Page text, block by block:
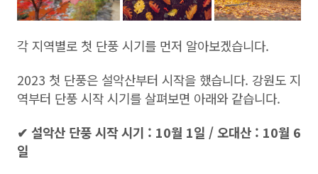
각 지역별로 첫 단풍 시기를 먼저 알아보겠습니다.
2023 첫 단풍은 설악산부터 시작을 했습니다. 강원도 지
역부터 단풍 시작 시기를 살펴보면 아래와 같습니다.
✔ 설악산 단풍 시작 시기 : 10월 1일 / 오대산 : 10월 6
일